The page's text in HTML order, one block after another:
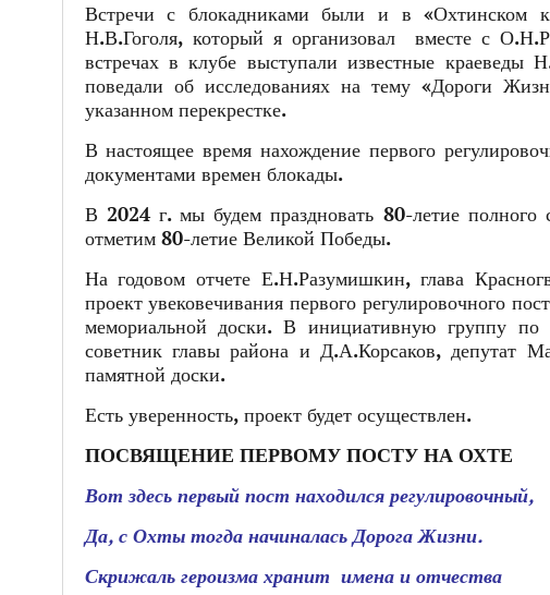
Встречи с блокадниками были и в «Охтинском
Н.В.Гоголя, который я организовал вместе с
встречах в клубе выступали известные
поведали об исследованиях на тему «Дороги
указанном перекрестке.
В настоящее время нахождение первого
документами времен блокады.
В 2024 г. мы будем праздновать 80-летие
отметим 80-летие Великой Победы.
На годовом отчете Е.Н.Разумишкин, глава
проект увековечивания первого регулировочного
мемориальной доски. В инициативную группу
советник главы района и Д.А.Корсаков, депутат
памятной доски.
Есть уверенность, проект будет осуществлен.
ПОСВЯЩЕНИЕ ПЕРВОМУ ПОСТУ НА ОХТЕ
Вот здесь первый пост находился регулировочный,
Да, с Охты тогда начиналась Дорога Жизни.
Скрижаль героизма хранит имена и отчества